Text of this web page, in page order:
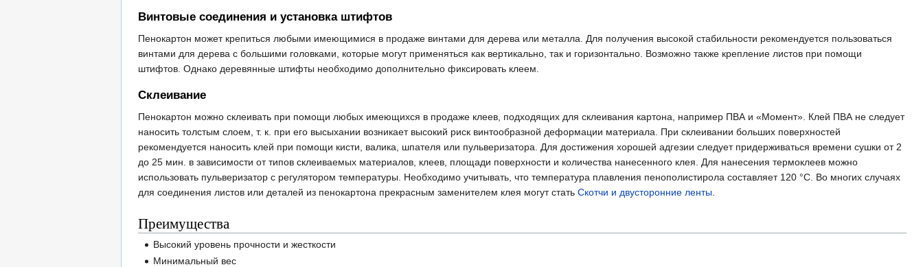
Винтовые соединения и установка штифтов
Пенокартон может крепиться любыми имеющимися в продаже винтами для дерева или металла. Для получения высокой стабильности рекомендуется пользоваться
винтами для дерева с большими головками, которые могут применяться как вертикально, так и горизонтально. Возможно также крепление листов при помощи
штифтов. Однако деревянные штифты необходимо дополнительно фиксировать клеем.
Склеивание
Пенокартон можно склеивать при помощи любых имеющихся в продаже клеев, подходящих для склеивания картона, например ПВА и «Момент». Клей ПВА не следует
наносить толстым слоем, т. к. при его высыхании возникает высокий риск винтообразной деформации материала. При склеивании больших поверхностей
рекомендуется наносить клей при помощи кисти, валика, шпателя или пульверизатора. Для достижения хорошей адгезии следует придерживаться времени сушки от 2
до 25 мин. в зависимости от типов склеиваемых материалов, клеев, площади поверхности и количества нанесенного клея. Для нанесения термоклеев можно
использовать пульверизатор с регулятором температуры. Необходимо учитывать, что температура плавления пенополистирола составляет 120 °С. Во многих случаях
для соединения листов или деталей из пенокартона прекрасным заменителем клея могут стать Скотчи и двусторонние ленты
Преимущества
Высокий уровень прочности и жесткости
Минимальный вес